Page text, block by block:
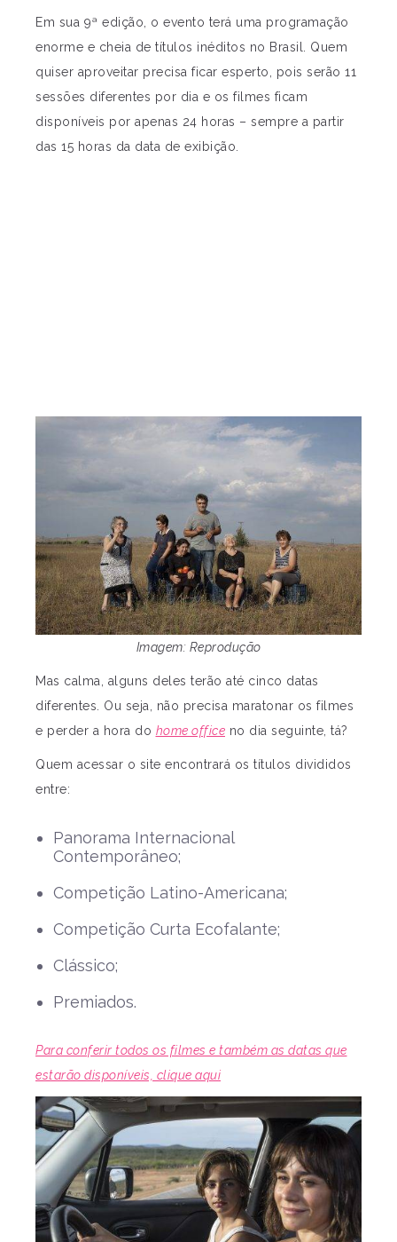
Em sua 9ª edição, o evento terá uma programação
enorme e cheia de títulos inéditos no Brasil. Quem
quiser aproveitar precisa ficar esperto, pois serão 11
sessões diferentes por dia e os filmes ficam
disponíveis por apenas 24 horas – sempre a partir
das 15 horas da data de exibição.
Imagem: Reprodução
Mas calma, alguns deles terão até cinco datas
diferentes. Ou seja, não precisa maratonar os filmes
e perder a hora do home office no dia seguinte, tá?
Quem acessar o site encontrará os títulos divididos
entre:
Panorama Internacional
Contemporâneo;
Competição Latino-Americana;
Competição Curta Ecofalante;
Clássico;
Premiados.
Para conferir todos os filmes e também as datas que
estarão disponíveis, clique aqui